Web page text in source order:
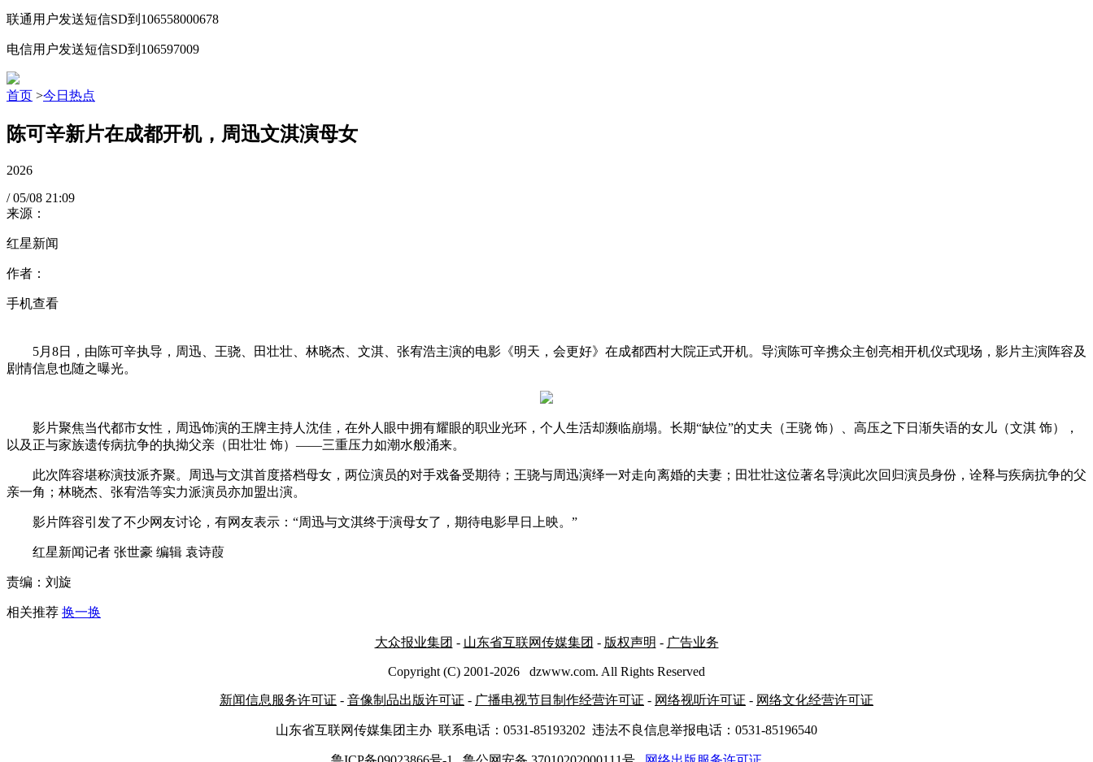
联通用户发送短信SD到106558000678
电信用户发送短信SD到106597009
首页 >今日热点
陈可辛新片在成都开机，周迅文淇演母女
2026
/ 05/08 21:09
来源：
红星新闻
作者：
手机查看
5月8日，由陈可辛执导，周迅、王骁、田壮壮、林晓杰、文淇、张宥浩主演的电影《明天，会更好》在成都西村大院正式开机。导演陈可辛携众主创亮相开机仪式现场，影片主演阵容及
剧情信息也随之曝光。
影片聚焦当代都市女性，周迅饰演的王牌主持人沈佳，在外人眼中拥有耀眼的职业光环，个人生活却濒临崩塌。长期“缺位”的丈夫（王骁 饰）、高压之下日渐失语的女儿（文淇 饰），
以及正与家族遗传病抗争的执拗父亲（田壮壮 饰）——三重压力如潮水般涌来。
此次阵容堪称演技派齐聚。周迅与文淇首度搭档母女，两位演员的对手戏备受期待；王骁与周迅演绎一对走向离婚的夫妻；田壮壮这位著名导演此次回归演员身份，诠释与疾病抗争的父
亲一角；林晓杰、张宥浩等实力派演员亦加盟出演。
影片阵容引发了不少网友讨论，有网友表示：“周迅与文淇终于演母女了，期待电影早日上映。”
红星新闻记者 张世豪 编辑 袁诗葭
责编：刘旋
相关推荐 换一换
大众报业集团 - 山东省互联网传媒集团 - 版权声明 - 广告业务
Copyright (C) 2001-2026 dzwww.com. All Rights Reserved
新闻信息服务许可证 - 音像制品出版许可证 - 广播电视节目制作经营许可证 - 网络视听许可证 - 网络文化经营许可证
山东省互联网传媒集团主办 联系电话：0531-85193202 违法不良信息举报电话：0531-85196540